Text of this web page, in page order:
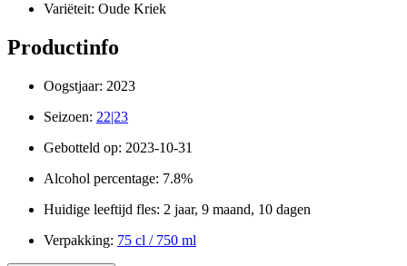
Variëteit: Oude Kriek
Productinfo
Oogstjaar: 2023
Seizoen: 22|23
Gebotteld op: 2023-10-31
Alcohol percentage: 7.8%
Huidige leeftijd fles: 2 jaar, 9 maand, 10 dagen
Verpakking: 75 cl / 750 ml